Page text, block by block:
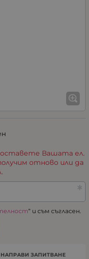
Вашата ел.
отново или да
“ и съм съгласен.
НАПРАВИ ЗАПИТВАНЕ